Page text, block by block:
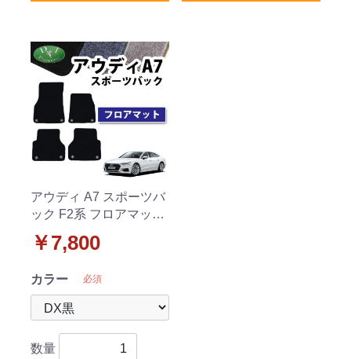
アウディ A7 スポーツバ
ック F2系 フロアマット
￥7,800
カラー 必須
数量